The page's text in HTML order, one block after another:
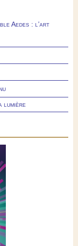
Aedes : l’art
lumière